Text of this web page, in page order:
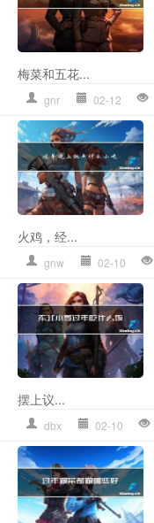
梅菜和五花...
gnr 02-12
火鸡，经...
gnw 02-10
摆上议...
dbx 02-10